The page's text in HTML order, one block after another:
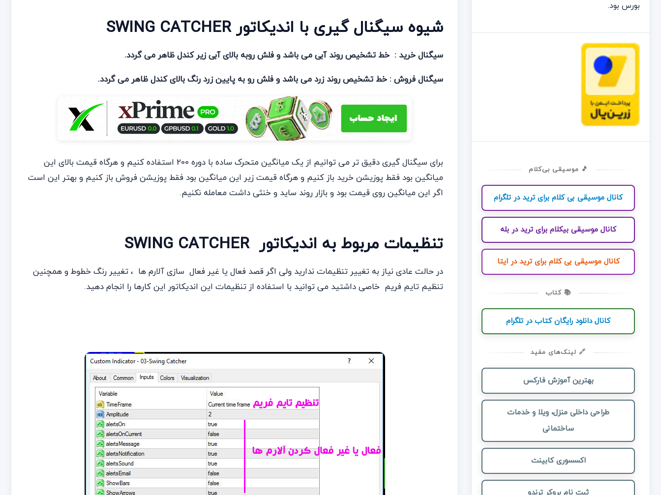
شیوه سیگنال گیری با اندیکاتور SWING CATCHER
سیگنال خرید : خط تشخیص روند آبی می باشد و فلش روبه بالای آبی زیر کندل ظاهر می گردد.
سیگنال فروش : خط تشخیص روند زرد می باشد و فلش رو به پایین زرد رنگ بالای کندل ظاهر می گردد.
برای سیگنال گیری دقیق تر می توانیم از یک میانگین متحرک ساده با دوره 200 استفاده کنیم و هرگاه قیمت بالای این
میانگین بود فقط پوزیشن خرید باز کنیم و هرگاه قیمت زیر این میانگین بود فقط پوزیشن فروش باز کنیم و بهتر این است
اگر این میانگین روی قیمت بود و بازار روند ساید و خنثی داشت معامله نکنیم.
تنظیمات مربوط به اندیکاتور SWING CATCHER
در حالت عادی نیاز به تغییر تنظیمات ندارید ولی اگر قصد فعال یا غیر فعال سازی آلارم ها ، تغییر رنگ خطوط و همچنین
تنظیم تایم فریم خاصی داشتید می توانید با استفاده از تنظیمات این اندیکاتور این کارها را انجام دهید.
بورس بود.
🎵 موسیقی بی‌کلام
کانال موسیقی بی کلام برای ترید در تلگرام
کانال موسیقی بیکلام برای ترید در بله
کانال موسیقی بی کلام برای ترید در ایتا
📚 کتاب
کانال دانلود رایگان کتاب در تلگرام
🔗 لینک‌های مفید
بهترین آموزش فارکس
طراحی داخلی منزل، ویلا و خدمات
ساختمانی
اکسسوری کابینت
ثبت نام بروکر ترندو